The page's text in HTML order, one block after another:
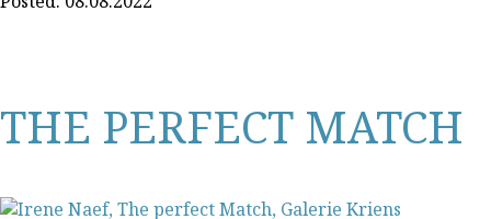
Aktuell
THE PERFECT MATCH